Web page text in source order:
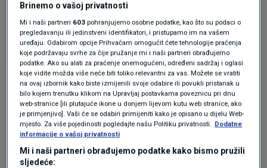
Je li to rast cijena zbog rasta cijena friziranja⁉️
Odgovor
Brinemo o vašoj privatnosti
Mi i naši partneri 603 pohranjujemo osobne podatke, kao što su podaci o
pregledavanju ili jedinstveni identifikatori, i pristupamo im na vašem
uređaju. Odabirom opcije Prihvaćam omogućit ćete tehnologije praćenja
koje podržavaju svrhe za čije pružanje mi i naši partneri obrađujemo
podatke. Ako su alati za praćenje onemogućeni, određeni sadržaj i oglasi
koje vidite možda više neće biti toliko relevantni za vas. Možete se vratiti
na ovaj izbornik kako biste izmijenili svoje odabire ili povukli pristanak u
bilo kojem trenutku klikom na Upravljaj postavkama poveznicu pri dnu
web-stranice [ili plutajuće ikone u donjem lijevom kutu web stranice, ako
je primjenjivo]. Vaši će se odabiri primijeniti kako je opisano u dijelu Web-
mjesto. Za više pojedinosti pogledajte našu Politiku privatnosti. Dodatne
informacije o vašoj privatnosti
Mi i naši partneri obrađujemo podatke kako bismo pružili
sljedeće: